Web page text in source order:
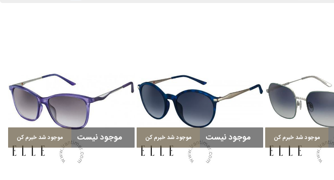
موجود شد خبرم کن موجود نیست موجود شد خبرم کن موجود نیست موجود شد خبرم کن